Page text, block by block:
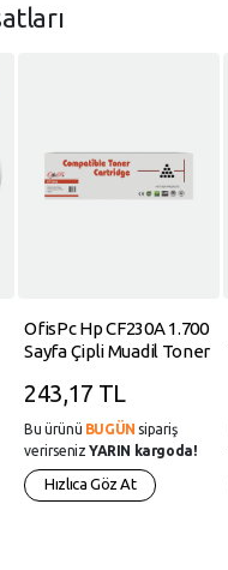
OfisPc Hp CF230A 1.700
Sayfa Çipli Muadil Toner
243,17 TL
Bu ürünü BUGÜN sipariş
verirseniz YARIN kargoda!
Hızlıca Göz At